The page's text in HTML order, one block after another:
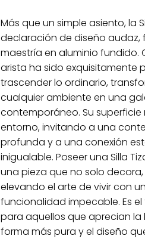
Más que un simple asiento, la
declaración de diseño audaz,
maestría en aluminio fundido.
arista ha sido exquisitamente
trascender lo ordinario,
cualquier ambiente en una
contemporáneo. Su superficie
entorno, invitando a una
profunda y a una conexión
inigualable. Poseer una Silla
una pieza que no solo decora,
elevando el arte de vivir con
funcionalidad impecable. Es
para aquellos que aprecian la
forma más pura y el diseño